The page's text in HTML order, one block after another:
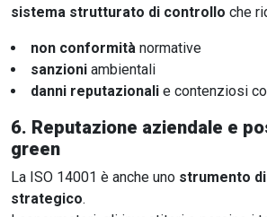
sistema strutturato di controllo che
non conformità normative
sanzioni ambientali
danni reputazionali e contenziosi
6. Reputazione aziendale e
green
La ISO 14001 è anche uno strumento
strategico.